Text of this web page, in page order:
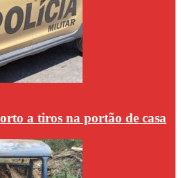
a tiros na portão de casa